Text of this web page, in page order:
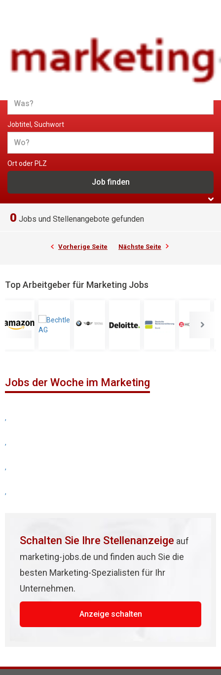
Jobs und Stellenangebote im
Marketing
Jobtitel, Suchwort
Ort oder PLZ
0 Jobs und Stellenangebote gefunden
Vorherige Seite Nächste Seite
Top Arbeitgeber für Marketing Jobs
Jobs der Woche im Marketing
,
,
,
,
Schalten Sie Ihre Stellenanzeige auf
marketing-jobs.de und finden auch Sie die
besten Marketing-Spezialisten für Ihr
Unternehmen.
Anzeige schalten